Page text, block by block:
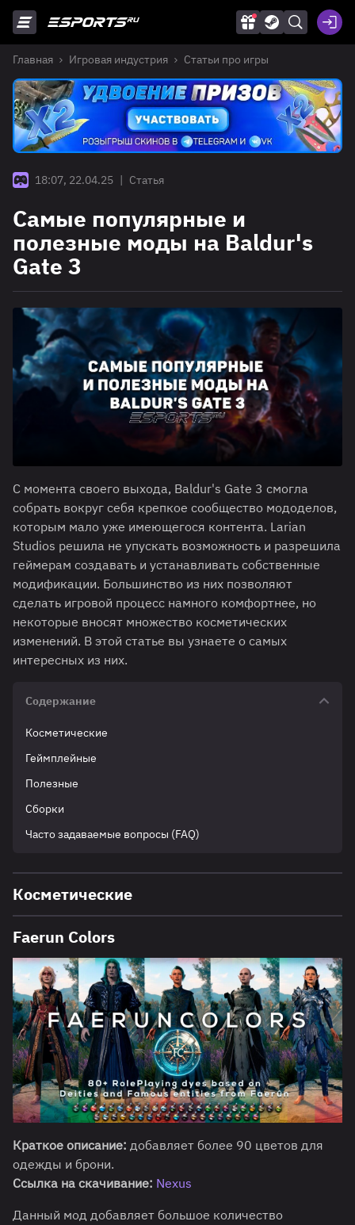
Главная Игровая индустрия Статьи про игры
18:07, 22.04.25 | Статья
Самые популярные и
полезные моды на Baldur's
Gate 3
С момента своего выхода, Baldur's Gate 3 смогла
собрать вокруг себя крепкое сообщество мододелов,
которым мало уже имеющегося контента. Larian
Studios решила не упускать возможность и разрешила
геймерам создавать и устанавливать собственные
модификации. Большинство из них позволяют
сделать игровой процесс намного комфортнее, но
некоторые вносят множество косметических
изменений. В этой статье вы узнаете о самых
интересных из них.
Содержание
Косметические
Геймплейные
Полезные
Сборки
Часто задаваемые вопросы (FAQ)
Косметические
Faerun Colors
Краткое описание: добавляет более 90 цветов для
одежды и брони.
Ссылка на скачивание: Nexus
Данный мод добавляет большое количество